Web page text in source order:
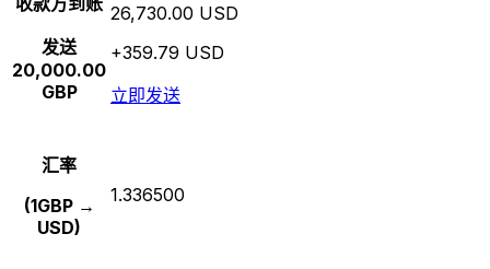
发送
20,000.00
GBP
26,730.00 USD
+359.79 USD
立即发送
汇率
(1GBP →
USD)
1.336500